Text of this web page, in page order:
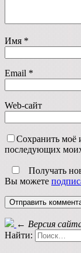
Имя *
Email *
Web-сайт
Сохранить моё
последующих
Получать
Вы можете
← Версия
Найти: